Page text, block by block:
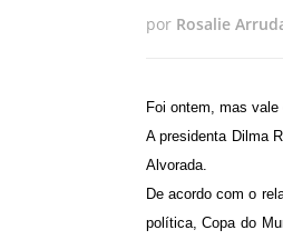
por Rosalie
Foi ontem, mas vale
A presidenta Dilma
Alvorada.
De acordo com o
política, Copa do